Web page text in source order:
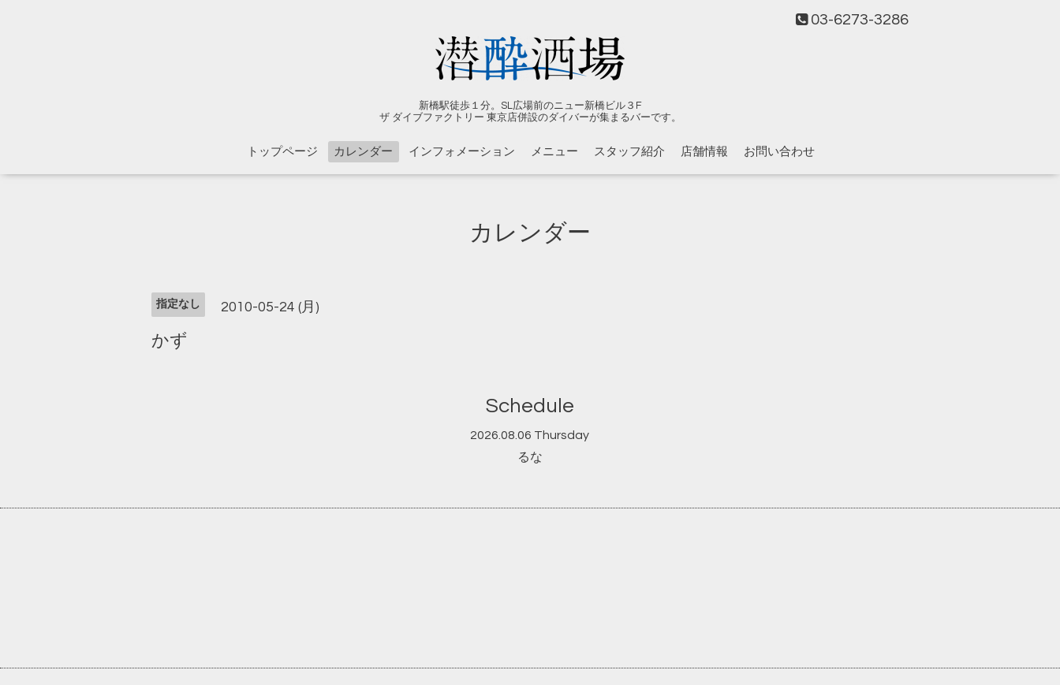
03-6273-3286
新橋駅徒歩１分。SL広場前のニュー新橋ビル３F
ザ ダイブファクトリー 東京店併設のダイバーが集まるバーです。
トップページ カレンダー インフォメーション メニュー スタッフ紹介 店舗情報 お問い合わせ
カレンダー
指定なし 2010-05-24 (月)
かず
Schedule
2026.08.06 Thursday
るな